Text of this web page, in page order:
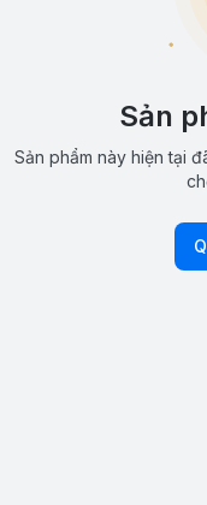
Sản
Sản phẩm này hiện tại